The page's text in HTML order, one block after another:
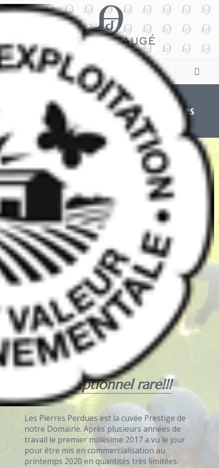
Le Prestige - Les Pierres Perdues
De L’exceptionnel rare!!!
Les Pierres Perdues est la cuvée Prestige de
notre Domaine. Après plusieurs années de
travail le premier millésime 2017 a vu le jour
pour être mis en commercialisation au
printemps 2020 en quantités très limitées.